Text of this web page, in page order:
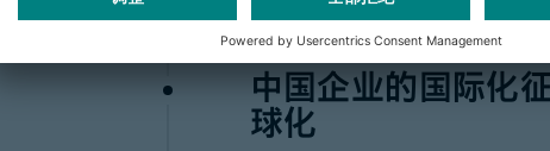
中国企业的国际化
球化